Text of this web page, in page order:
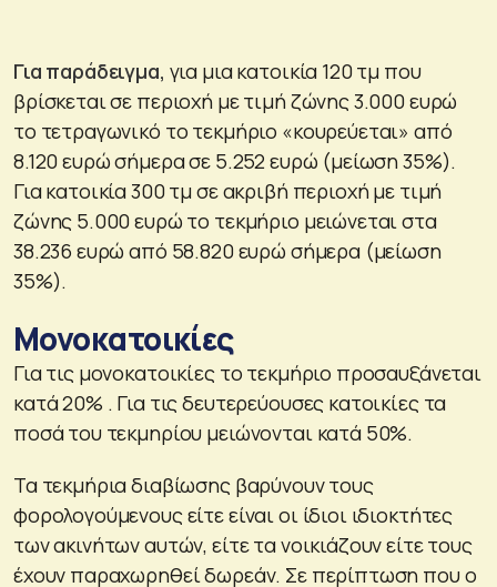
Για παράδειγμα, για μια κατοικία 120 τμ που
βρίσκεται σε περιοχή με τιμή ζώνης 3.000 ευρώ
το τετραγωνικό το τεκμήριο «κουρεύεται» από
8.120 ευρώ σήμερα σε 5.252 ευρώ (μείωση 35%).
Για κατοικία 300 τμ σε ακριβή περιοχή με τιμή
ζώνης 5.000 ευρώ το τεκμήριο μειώνεται στα
38.236 ευρώ από 58.820 ευρώ σήμερα (μείωση
35%).
Μονοκατοικίες
Για τις μονοκατοικίες το τεκμήριο προσαυξάνεται
κατά 20% . Για τις δευτερεύουσες κατοικίες τα
ποσά του τεκμηρίου μειώνονται κατά 50%.
Τα τεκμήρια διαβίωσης βαρύνουν τους
φορολογούμενους είτε είναι οι ίδιοι ιδιοκτήτες
των ακινήτων αυτών, είτε τα νοικιάζουν είτε τους
έχουν παραχωρηθεί δωρεάν. Σε περίπτωση που ο